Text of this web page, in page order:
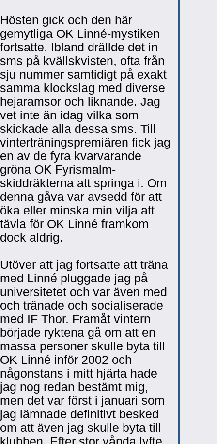
Hösten gick och den här
gemytliga OK Linné-mystiken
fortsatte. Ibland drällde det in
sms på kvällskvisten, ofta från
sju nummer samtidigt på exakt
samma klockslag med diverse
hejaramsor och liknande. Jag
vet inte än idag vilka som
skickade alla dessa sms. Till
vinterträningspremiären fick jag
en av de fyra kvarvarande
gröna OK Fyrismalm-
skiddräkterna att springa i. Om
denna gåva var avsedd för att
öka eller minska min vilja att
tävla för OK Linné framkom
dock aldrig.
Utöver att jag fortsatte att träna
med Linné pluggade jag på
universitetet och var även med
och tränade och socialiserade
med IF Thor. Framåt vintern
började ryktena gå om att en
massa personer skulle byta till
OK Linné inför 2002 och
någonstans i mitt hjärta hade
jag nog redan bestämt mig,
men det var först i januari som
jag lämnade definitivt besked
om att även jag skulle byta till
klubben. Efter stor vånda lyfte